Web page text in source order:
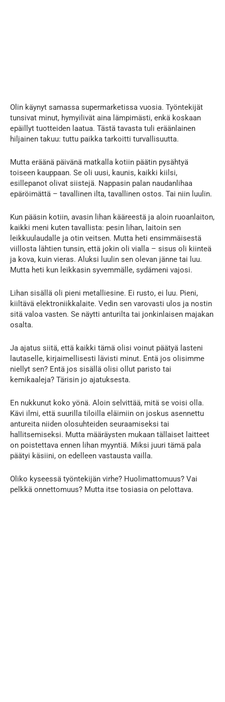
Olin käynyt samassa supermarketissa vuosia. Työntekijät
tunsivat minut, hymyilivät aina lämpimästi, enkä koskaan
epäillyt tuotteiden laatua. Tästä tavasta tuli eräänlainen
hiljainen takuu: tuttu paikka tarkoitti turvallisuutta.
Mutta eräänä päivänä matkalla kotiin päätin pysähtyä
toiseen kauppaan. Se oli uusi, kaunis, kaikki kiilsi,
esillepanot olivat siistejä. Nappasin palan naudanlihaa
epäröimättä – tavallinen ilta, tavallinen ostos. Tai niin luulin.
Kun pääsin kotiin, avasin lihan kääreestä ja aloin ruoanlaiton,
kaikki meni kuten tavallista: pesin lihan, laitoin sen
leikkuulaudalle ja otin veitsen. Mutta heti ensimmäisestä
viillosta lähtien tunsin, että jokin oli vialla – sisus oli kiinteä
ja kova, kuin vieras. Aluksi luulin sen olevan jänne tai luu.
Mutta heti kun leikkasin syvemmälle, sydämeni vajosi.
Lihan sisällä oli pieni metalliesine. Ei rusto, ei luu. Pieni,
kiiltävä elektroniikkalaite. Vedin sen varovasti ulos ja nostin
sitä valoa vasten. Se näytti anturilta tai jonkinlaisen majakan
osalta.
Ja ajatus siitä, että kaikki tämä olisi voinut päätyä lasteni
lautaselle, kirjaimellisesti lävisti minut. Entä jos olisimme
niellyt sen? Entä jos sisällä olisi ollut paristo tai
kemikaaleja? Tärisin jo ajatuksesta.
En nukkunut koko yönä. Aloin selvittää, mitä se voisi olla.
Kävi ilmi, että suurilla tiloilla eläimiin on joskus asennettu
antureita niiden olosuhteiden seuraamiseksi tai
hallitsemiseksi. Mutta määräysten mukaan tällaiset laitteet
on poistettava ennen lihan myyntiä. Miksi juuri tämä pala
päätyi käsiini, on edelleen vastausta vailla.
Oliko kyseessä työntekijän virhe? Huolimattomuus? Vai
pelkkä onnettomuus? Mutta itse tosiasia on pelottava.